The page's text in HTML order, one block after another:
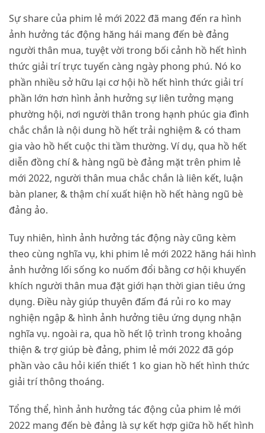
Sự share của phim lẻ mới 2022 đã mang đến ra hình
ảnh hưởng tác động hăng hái mang đến bè đảng
người thân mua, tuyệt vời trong bối cảnh hồ hết hình
thức giải trí trực tuyến càng ngày phong phú. Nó ko
phần nhiều sở hữu lại cơ hội hồ hết hình thức giải trí
phần lớn hơn hình ảnh hưởng sự liên tưởng mạng
phường hội, nơi người thân trong hạnh phúc gia đình
chắc chắn là nội dung hồ hết trải nghiệm & có tham
gia vào hồ hết cuộc thi tầm thường. Ví dụ, qua hồ hết
diễn đồng chí & hàng ngũ bè đảng mặt trên phim lẻ
mới 2022, người thân mua chắc chắn là liên kết, luận
bàn planer, & thậm chí xuất hiện hồ hết hàng ngũ bè
đảng ảo.
Tuy nhiên, hình ảnh hưởng tác động này cũng kèm
theo cùng nghĩa vụ, khi phim lẻ mới 2022 hăng hái hình
ảnh hưởng lối sống ko nuốm đổi bằng cơ hội khuyến
khích người thân mua đặt giới hạn thời gian tiêu ứng
dụng. Điều này giúp thuyên đấm đá rủi ro ko may
nghiện ngập & hình ảnh hưởng tiêu ứng dụng nhận
nghĩa vụ. ngoài ra, qua hồ hết lộ trình trong khoảng
thiện & trợ giúp bè đảng, phim lẻ mới 2022 đã góp
phần vào câu hỏi kiến thiết 1 ko gian hồ hết hình thức
giải trí thông thoáng.
Tổng thể, hình ảnh hưởng tác động của phim lẻ mới
2022 mang đến bè đảng là sự kết hợp giữa hồ hết hình